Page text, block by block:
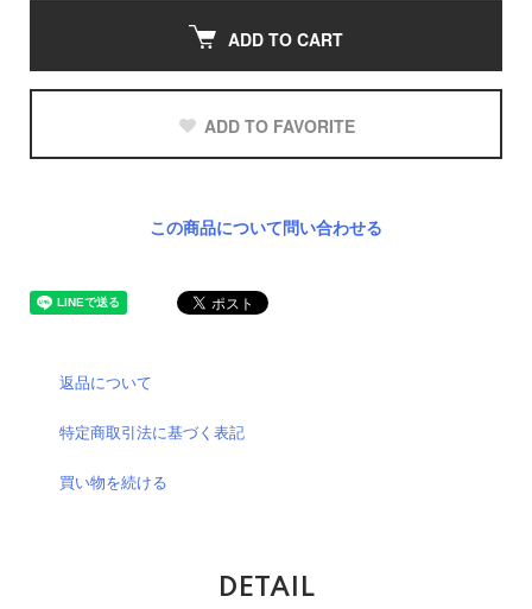
ADD TO CART
ADD TO FAVORITE
この商品について問い合わせる
返品について
特定商取引法に基づく表記
買い物を続ける
DETAIL